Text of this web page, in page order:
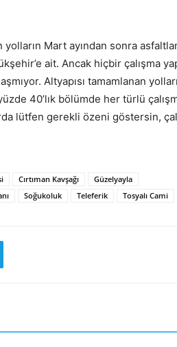
Mart ayından sonra
ait. Ancak hiçbir çalışma
Altyapısı tamamlanan
40’lık bölümde her türlü
lütfen gerekli özeni göstersin,
Cırtıman Kavşağı
Güzelyayla
Soğukoluk Teleferik Tosyalı Cami